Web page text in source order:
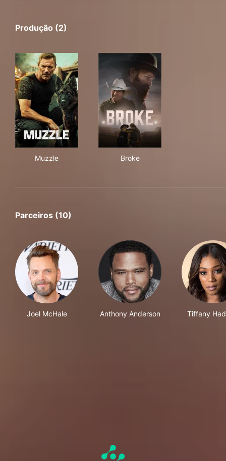
Produção (2)
Muzzle Broke
Parceiros (10)
Joel McHale Anthony Anderson Tiffany